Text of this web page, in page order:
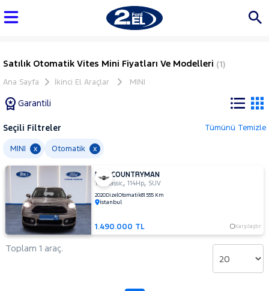
Satılık Otomatik Vites Mini Fiyatları Ve Modelleri (1)
Ana Sayfa İkinci El Araçlar MINI
Garantili
Tüm
Araçlar
AUDI
BMC
BMW
Seçili Filtreler Tümünü Temizle
MINI x Otomatik x
MINI COUNTRYMAN
1.5 Classic,114Hp, SUV
2020DizelOtomatik81.555 Km
İstanbul
1.490.000 TL Karşılaştır
Toplam 1 araç.